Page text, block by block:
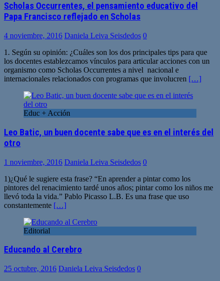
Scholas Occurrentes, el pensamiento educativo del
Papa Francisco reflejado en Scholas
4 noviembre, 2016 Daniela Leiva Seisdedos 0
1. Según su opinión: ¿Cuáles son los dos principales tips para que
los docentes establezcamos vínculos para articular acciones con un
organismo como Scholas Occurrentes a nivel nacional e
internacionales relacionados con programas que involucren […]
Educ + Acción
Leo Batic, un buen docente sabe que es en el interés del
otro
1 noviembre, 2016 Daniela Leiva Seisdedos 0
1)¿Qué le sugiere esta frase? “En aprender a pintar como los
pintores del renacimiento tardé unos años; pintar como los niños me
llevó toda la vida.” Pablo Picasso L.B. Es una frase que uso
constantemente […]
Editorial
Educando al Cerebro
25 octubre, 2016 Daniela Leiva Seisdedos 0